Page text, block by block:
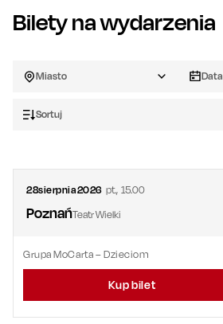
Bilety na wydarzenia
Miasto Data
Sortuj
28sierpnia2026 pt., 15.00
PoznańTeatr Wielki
Grupa MoCarta – Dzieciom
Kup bilet